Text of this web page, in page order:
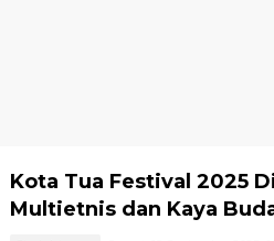
Kota Tua Festival 2025
Multietnis dan Kaya